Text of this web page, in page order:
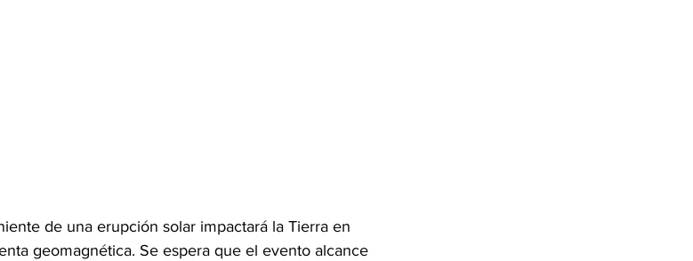
de una erupción solar impactará la Tierra en
geomagnética. Se espera que el evento alcance